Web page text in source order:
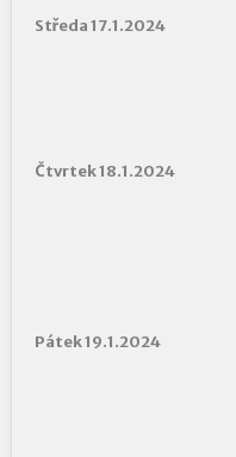
Středa 17.1.2024
Čtvrtek 18.1.2024
Pátek 19.1.2024